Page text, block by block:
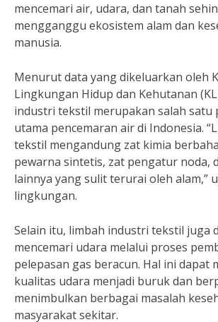
mencemari air, udara, dan tanah
mengganggu ekosistem alam dan
manusia.
Menurut data yang dikeluarkan oleh
Lingkungan Hidup dan Kehutanan
industri tekstil merupakan salah satu
utama pencemaran air di Indonesia.
tekstil mengandung zat kimia
pewarna sintetis, zat pengatur noda,
lainnya yang sulit terurai oleh alam,”
lingkungan.
Selain itu, limbah industri tekstil juga
mencemari udara melalui proses
pelepasan gas beracun. Hal ini dapat
kualitas udara menjadi buruk dan
menimbulkan berbagai masalah
masyarakat sekitar.